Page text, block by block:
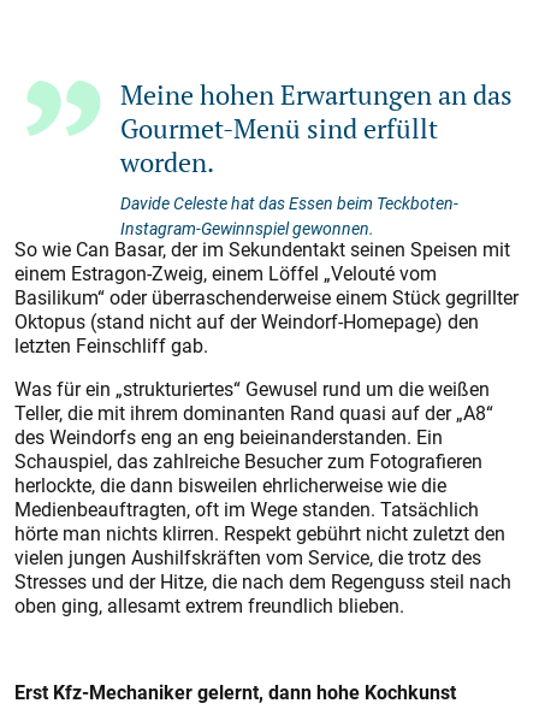
Meine hohen Erwartungen an das
Gourmet-Menü sind erfüllt
worden.
Davide Celeste hat das Essen beim Teckboten-
Instagram-Gewinnspiel gewonnen.
So wie Can Basar, der im Sekundentakt seinen Speisen mit
einem Estragon-Zweig, einem Löffel „Velouté vom
Basilikum“ oder überraschenderweise einem Stück gegrillter
Oktopus (stand nicht auf der Weindorf-Homepage) den
letzten Feinschliff gab.
Was für ein „strukturiertes“ Gewusel rund um die weißen
Teller, die mit ihrem dominanten Rand quasi auf der „A8“
des Weindorfs eng an eng beieinanderstanden. Ein
Schauspiel, das zahlreiche Besucher zum Fotografieren
herlockte, die dann bisweilen ehrlicherweise wie die
Medienbeauftragten, oft im Wege standen. Tatsächlich
hörte man nichts klirren. Respekt gebührt nicht zuletzt den
vielen jungen Aushilfskräften vom Service, die trotz des
Stresses und der Hitze, die nach dem Regenguss steil nach
oben ging, allesamt extrem freundlich blieben.
Erst Kfz-Mechaniker gelernt, dann hohe Kochkunst